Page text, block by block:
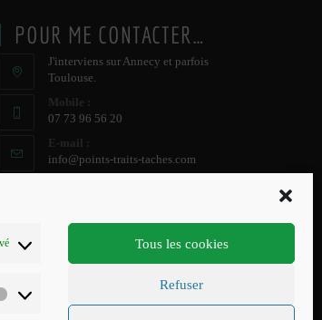
Préférences
Tous les cookies
Refuser
POUR ME CONTACTER…
J'interviens sur Annecy et parfois
Toulouse.
Mobile :
07 73 96 56 20
E-mail :
info@points-traits-taches.com
dans
Recevez les actualités et les nouveautés, au
une fois par mois !
S'INSCRIRE